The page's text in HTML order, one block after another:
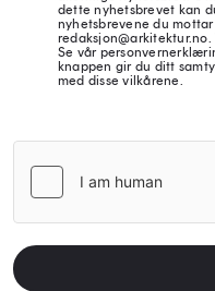
dette nyhetsbrevet kan
nyhetsbrevene du
Se vår
knappen gir du ditt
med disse vilkårene.